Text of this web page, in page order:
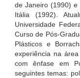
de Janeiro (1990) e
Itália (1992).
Universidade
Curso de Pós-
Plásticos e
experiência na
com ênfase em
seguintes temas: